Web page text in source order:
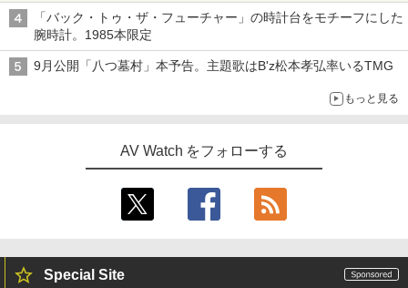
「バック・トゥ・ザ・フューチャー」の時計台をモチーフにした
腕時計。1985本限定
9月公開「八つ墓村」本予告。主題歌はB'z松本孝弘率いるTMG
もっと見る
AV Watch をフォローする
Special Site